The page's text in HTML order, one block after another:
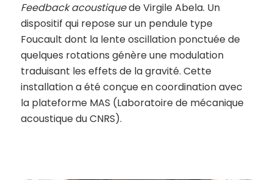
Feedback acoustiquede Virgile Abela. Un
dispositif qui repose sur un pendule type
Foucault dont la lente oscillation ponctuée de
quelques rotations génère une modulation
traduisant les effets de la gravité. Cette
installation a été conçue en coordination avec
la plateforme MAS (Laboratoire de mécanique
acoustique du CNRS).